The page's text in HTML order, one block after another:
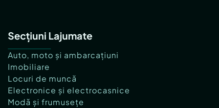
Secțiuni Lajumate
Auto, moto și ambarcațiuni
Imobiliare
Locuri de muncă
Electronice și electrocasnice
Modă și frumusețe